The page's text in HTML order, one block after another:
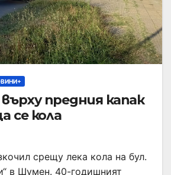
предния капак
се кола
срещу лека кола на бул.
в Шумен. 40-годишният